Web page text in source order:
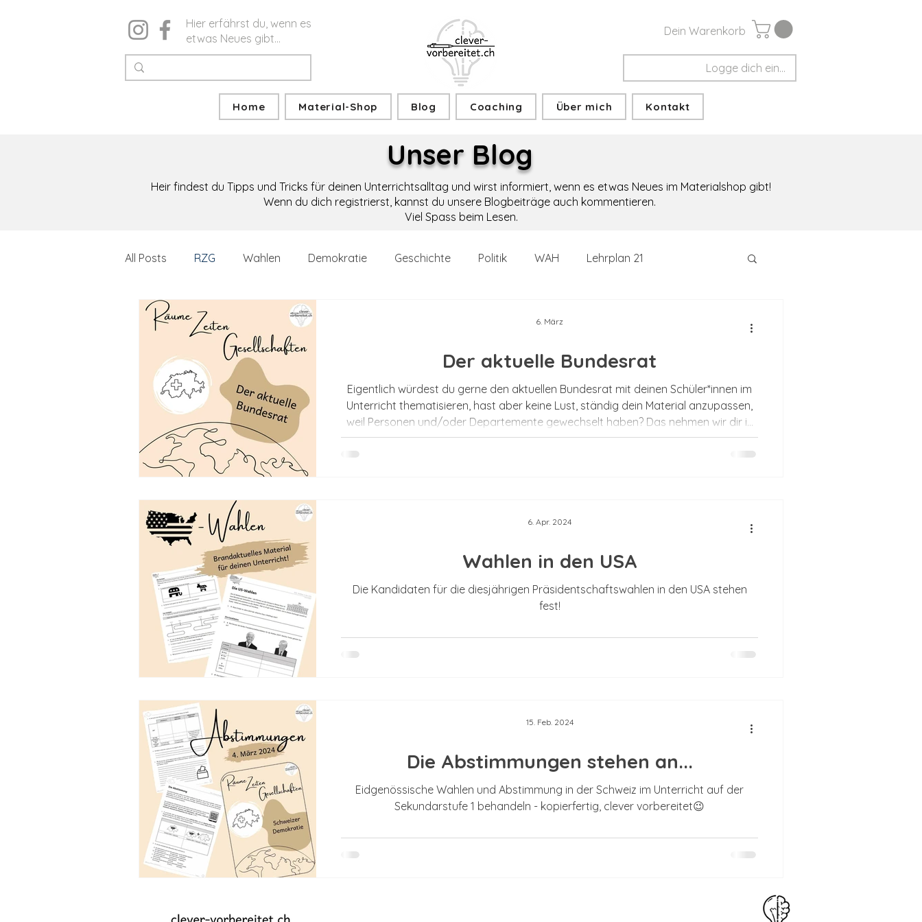
Hier erfährst du, wenn es
etwas Neues gibt...
Dein Warenkorb
Logge dich ein...
Home Material-Shop Blog Coaching Über mich Kontakt
Unser Blog
Heir findest du Tipps und Tricks für deinen Unterrichtsalltag und wirst informiert, wenn es etwas Neues im Materialshop gibt!
Wenn du dich registrierst, kannst du unsere Blogbeiträge auch kommentieren.
Viel Spass beim Lesen.
All Posts RZG Wahlen Demokratie Geschichte Politik WAH Lehrplan 21
Kompetenzen Jahresplan
Informationen Tipps & Tricks Classroommanegement Classroommanagement Treueprogramm
Einstieg Freebie Handlungsorientierung Jahreszeiten Spiele Sek 2 Primar
Nice to know
Der aktuelle Bundesrat
Eigentlich würdest du gerne den aktuellen Bundesrat mit deinen Schüler*innen im
Unterricht thematisieren, hast aber keine Lust, ständig dein Material anzupassen,
weil Personen und/oder Departemente gewechselt haben? Das nehmen wir dir in
Zukunft ab - jedes Jahr kannst du nach der Veröffentlichung der neuen
Bundesratsfotos das entsprechende Arbeitsblatt herunterladen. Natürlich ist das
6. März
Wahlen in den USA
Die Kandidaten für die diesjährigen Präsidentschaftswahlen in den USA stehen
fest!
6. Apr. 2024
Die Abstimmungen stehen an...
Eidgenössische Wahlen und Abstimmung in der Schweiz im Unterricht auf der
Sekundarstufe 1 behandeln - kopierfertig, clever vorbereitet😉
15. Feb. 2024